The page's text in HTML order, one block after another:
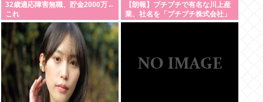
32歳適応障害無職、貯金2000万←
これ
【朗報】プチプチで有名な川上産
業、社名を「プチプチ株式会社」
に変更www